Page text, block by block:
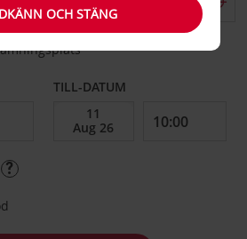
TILL-DATUM
OCH STÄNG